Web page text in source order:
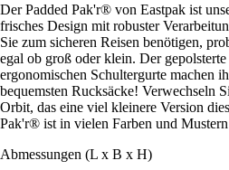
Der Padded Pak'r® von Eastpak ist
frisches Design mit robuster
Sie zum sicheren Reisen benötigen,
egal ob groß oder klein. Der
ergonomischen Schultergurte machen
bequemsten Rucksäcke! Verwechseln
Orbit, das eine viel kleinere Version
Pak'r® ist in vielen Farben und
Abmessungen (L x B x H)